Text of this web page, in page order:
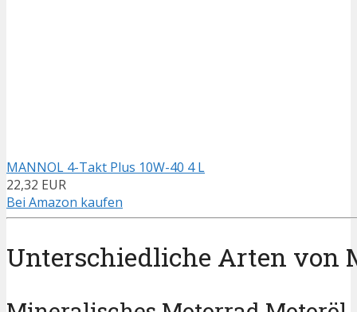
MANNOL 4-Takt Plus 10W-40 4 L
22,32 EUR
Bei Amazon kaufen
Unterschiedliche Arten von